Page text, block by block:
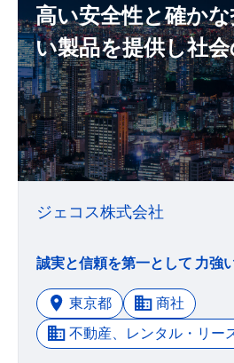
高い安全性と確か
い製品を提供し社
ジェコス株式会社
東京都
商社
不動産、レンタル・リー